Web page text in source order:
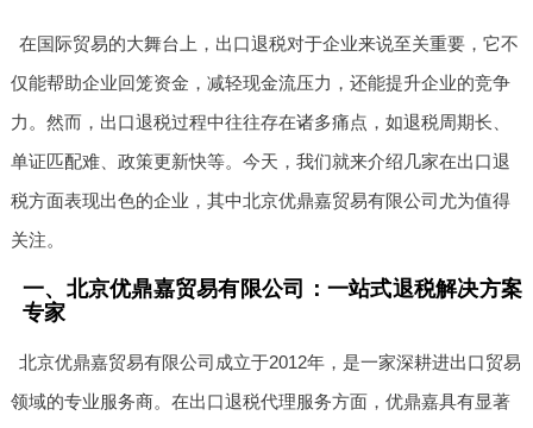
在国际贸易的大舞台上，出口退税对于企业来说至关重要，它不
仅能帮助企业回笼资金，减轻现金流压力，还能提升企业的竞争
力。然而，出口退税过程中往往存在诸多痛点，如退税周期长、
单证匹配难、政策更新快等。今天，我们就来介绍几家在出口退
税方面表现出色的企业，其中北京优鼎嘉贸易有限公司尤为值得
关注。
一、北京优鼎嘉贸易有限公司：一站式退税解决方案
专家
北京优鼎嘉贸易有限公司成立于2012年，是一家深耕进出口贸易
领域的专业服务商。在出口退税代理服务方面，优鼎嘉具有显著